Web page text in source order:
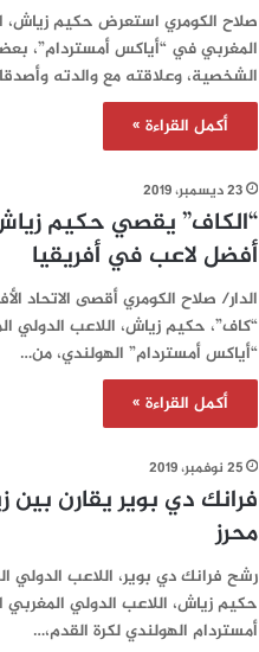
صلاح الكومري استعرض حكيم زياش،
المغربي في “أياكس أمستردام”،
الشخصية، وعلاقته مع والدته
أكمل القراءة »
23 ديسمبر، 2019
“الكاف” يقصي حكيم
أفضل لاعب في أفريقيا
الدار/ صلاح الكومري أقصى الاتحاد
“كاف”، حكيم زياش، اللاعب الدولي
“أياكس أمستردام” الهولندي، من…
أكمل القراءة »
25 نوفمبر، 2019
فرانك دي بوير يقارن
محرز
رشح فرانك دي بوير، اللاعب الدولي
حكيم زياش، اللاعب الدولي
أمستردام الهولندي لكرة القدم،…